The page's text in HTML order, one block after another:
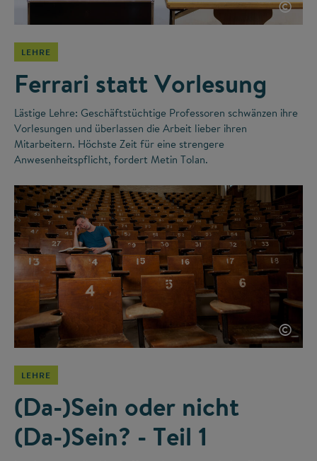
©
LEHRE
Ferrari statt Vorlesung
Lästige Lehre: Geschäftstüchtige Professoren schwänzen ihre
Vorlesungen und überlassen die Arbeit lieber ihren
Mitarbeitern. Höchste Zeit für eine strengere
Anwesenheitspflicht, fordert Metin Tolan.
©
LEHRE
(Da-)Sein oder nicht
(Da-)Sein? - Teil 1